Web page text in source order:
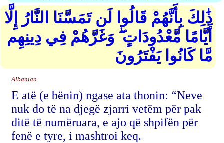
ذَٰلِكَ بِأَنَّهُمْ قَالُوا لَن تَمَسَّنَا النَّارُ إِلَّا
أَيَّامًا مَّعْدُودَاتٍ ۖ وَغَرَّهُمْ فِي دِينِهِم
مَّا كَانُوا يَفْتَرُونَ
Albanian
E atë (e bënin) ngase ata thonin: “Neve
nuk do të na djegë zjarri vetëm për pak
ditë të numëruara, e ajo që shpifën për
fenë e tyre, i mashtroi keq.